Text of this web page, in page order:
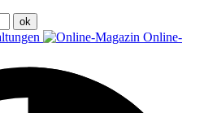
Online-